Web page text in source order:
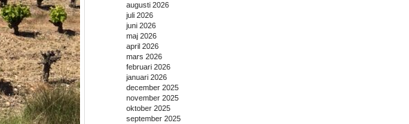
augusti 2026
juli 2026
juni 2026
maj 2026
april 2026
mars 2026
februari 2026
januari 2026
december 2025
november 2025
oktober 2025
september 2025